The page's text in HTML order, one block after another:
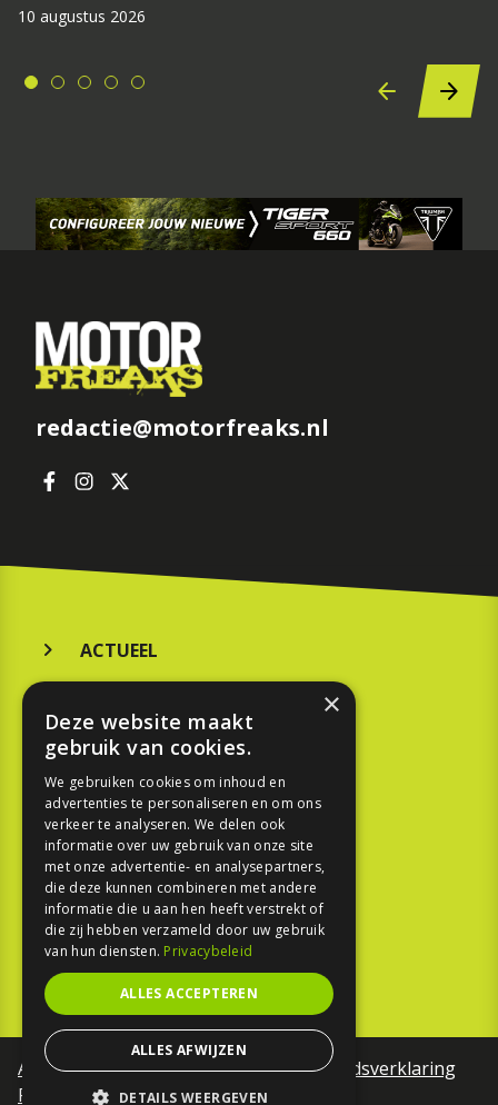
10 augustus 2026
redactie@motorfreaks.nl
ACTUEEL
KOOPGIDS
TESTEN
SPORT
REPORTAGE
TOUREN
NIEUWSBRIEF
Algemene voorwaardenToegankelijkheidsverklaring
Privacy Policy
×
Deze website maakt
gebruik van cookies.
We gebruiken cookies om inhoud en
advertenties te personaliseren en om ons
verkeer te analyseren. We delen ook
informatie over uw gebruik van onze site
met onze advertentie- en analysepartners,
die deze kunnen combineren met andere
informatie die u aan hen heeft verstrekt of
die zij hebben verzameld door uw gebruik
van hun diensten. Privacybeleid
ALLES ACCEPTEREN
ALLES AFWIJZEN
DETAILS WEERGEVEN